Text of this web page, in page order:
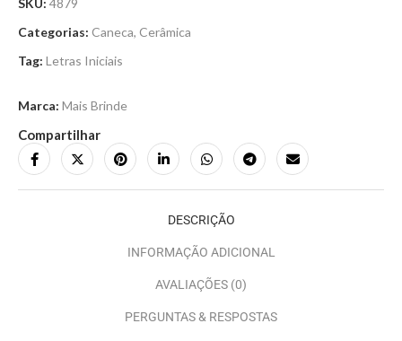
SKU: 4879
Categorias: Caneca, Cerâmica
Tag: Letras Iniciais
Marca: Mais Brinde
Compartilhar
DESCRIÇÃO
INFORMAÇÃO ADICIONAL
AVALIAÇÕES (0)
PERGUNTAS & RESPOSTAS